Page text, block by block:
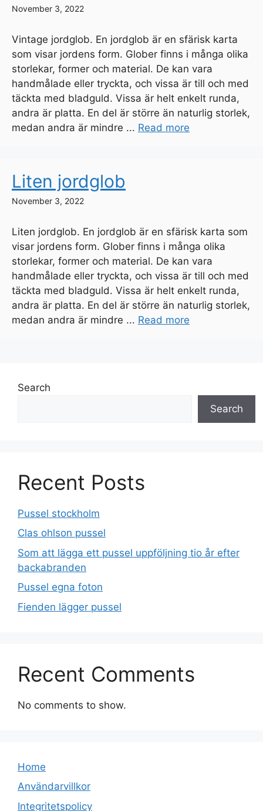
November 3, 2022
Vintage jordglob. En jordglob är en sfärisk karta
som visar jordens form. Glober finns i många olika
storlekar, former och material. De kan vara
handmålade eller tryckta, och vissa är till och med
täckta med bladguld. Vissa är helt enkelt runda,
andra är platta. En del är större än naturlig storlek,
medan andra är mindre ... Read more
Liten jordglob
November 3, 2022
Liten jordglob. En jordglob är en sfärisk karta som
visar jordens form. Glober finns i många olika
storlekar, former och material. De kan vara
handmålade eller tryckta, och vissa är till och med
täckta med bladguld. Vissa är helt enkelt runda,
andra är platta. En del är större än naturlig storlek,
medan andra är mindre ... Read more
Search
Search
Recent Posts
Pussel stockholm
Clas ohlson pussel
Som att lägga ett pussel uppföljning tio år efter
backabranden
Pussel egna foton
Fienden lägger pussel
Recent Comments
No comments to show.
Home
Användarvillkor
Integritetspolicy